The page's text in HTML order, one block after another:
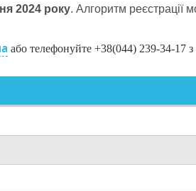
2024 року. Алгоритм реєстрації
або телефонуйте +38(044) 239-34-17